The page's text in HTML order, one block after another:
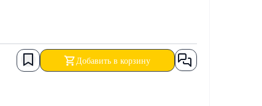
Добавить в корзину